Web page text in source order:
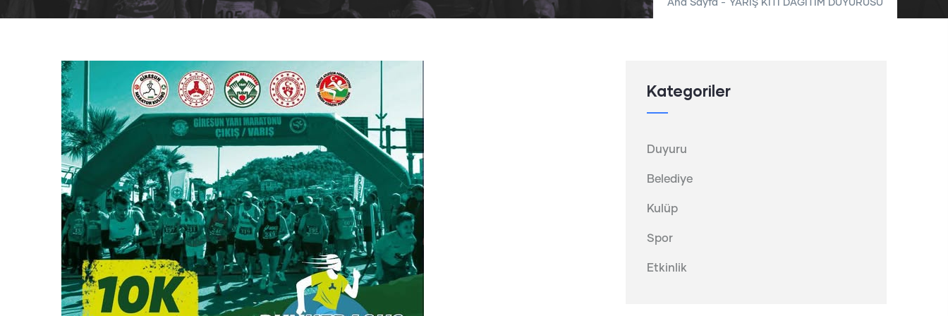
Ana Sayfa - YARIŞ KİTİ DAĞITIM DUYURUSU
Kategoriler
Duyuru
Belediye
Kulüp
Spor
Etkinlik